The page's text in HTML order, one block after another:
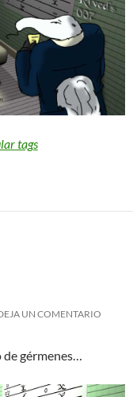
tags
UN COMENTARIO
de gérmenes…